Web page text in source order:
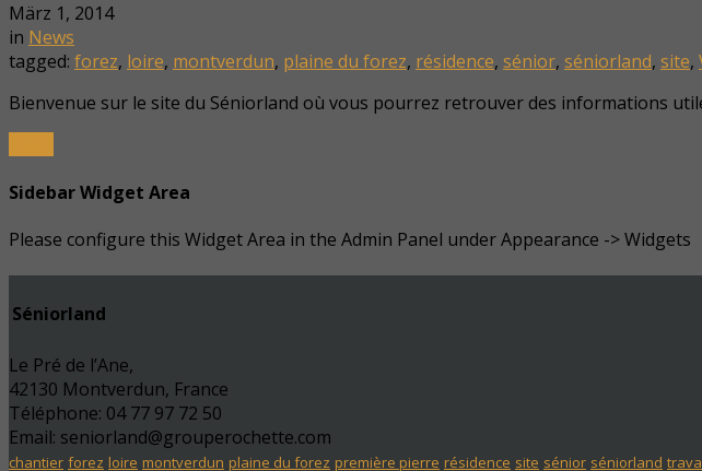
März 1, 2014
in News
tagged: forez, loire, montverdun, plaine du forez, résidence, sénior, séniorland, site,
Bienvenue sur le site du Séniorland où vous pourrez retrouver des informations
Sidebar Widget Area
Please configure this Widget Area in the Admin Panel under Appearance -> Widgets
Séniorland
Le Pré de l’Ane,
42130 Montverdun, France
Téléphone: 04 77 97 72 50
Email: seniorland@grouperochette.com
chantier forez loire montverdun plaine du forez première pierre résidence site sénior séniorland